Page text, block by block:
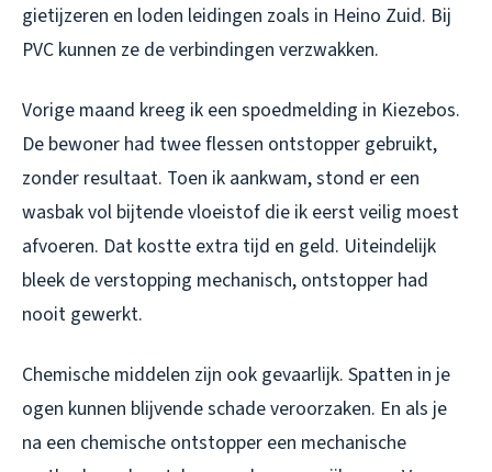
gietijzeren en loden leidingen zoals in Heino Zuid. Bij
PVC kunnen ze de verbindingen verzwakken.
Vorige maand kreeg ik een spoedmelding in Kiezebos.
De bewoner had twee flessen ontstopper gebruikt,
zonder resultaat. Toen ik aankwam, stond er een
wasbak vol bijtende vloeistof die ik eerst veilig moest
afvoeren. Dat kostte extra tijd en geld. Uiteindelijk
bleek de verstopping mechanisch, ontstopper had
nooit gewerkt.
Chemische middelen zijn ook gevaarlijk. Spatten in je
ogen kunnen blijvende schade veroorzaken. En als je
na een chemische ontstopper een mechanische